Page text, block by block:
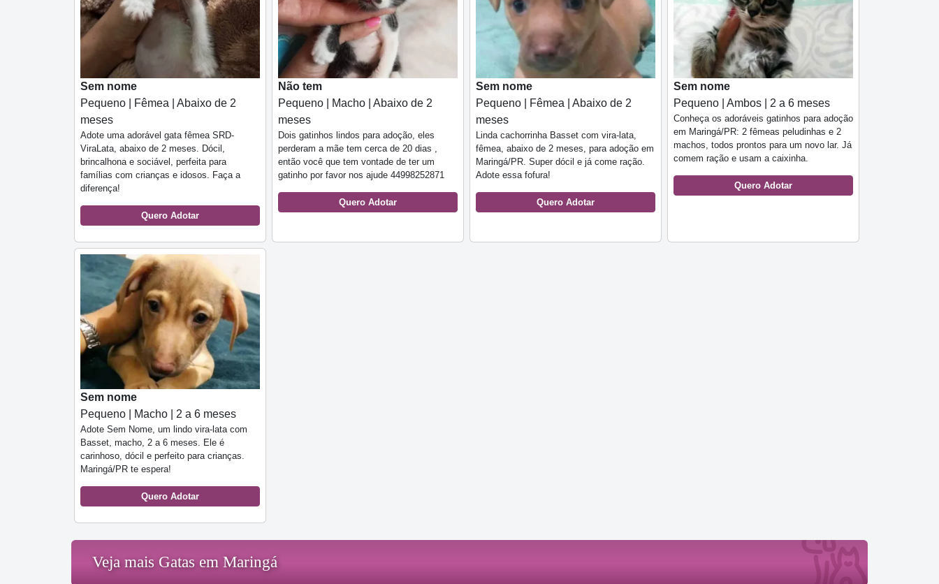
Sem nome
Pequeno | Fêmea | Abaixo de 2
meses
Adote uma adorável gata fêmea SRD-
ViraLata, abaixo de 2 meses. Dócil,
brincalhona e sociável, perfeita para
famílias com crianças e idosos. Faça a
diferença!
Quero Adotar
Não tem
Pequeno | Macho | Abaixo de 2
meses
Dois gatinhos lindos para adoção, eles
perderam a mãe tem cerca de 20 dias ,
então você que tem vontade de ter um
gatinho por favor nos ajude 44998252871
Quero Adotar
Sem nome
Pequeno | Fêmea | Abaixo de 2
meses
Linda cachorrinha Basset com vira-lata,
fêmea, abaixo de 2 meses, para adoção em
Maringá/PR. Super dócil e já come ração.
Adote essa fofura!
Quero Adotar
Sem nome
Pequeno | Ambos | 2 a 6 meses
Conheça os adoráveis gatinhos para adoção
em Maringá/PR: 2 fêmeas peludinhas e 2
machos, todos prontos para um novo lar. Já
comem ração e usam a caixinha.
Quero Adotar
Sem nome
Pequeno | Macho | 2 a 6 meses
Adote Sem Nome, um lindo vira-lata com
Basset, macho, 2 a 6 meses. Ele é
carinhoso, dócil e perfeito para crianças.
Maringá/PR te espera!
Quero Adotar
Veja mais Gatas em Maringá